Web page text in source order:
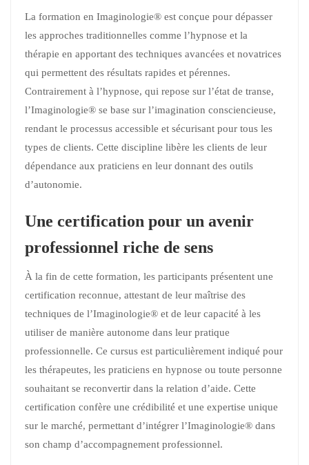
La formation en Imaginologie® est conçue pour dépasser
les approches traditionnelles comme l’hypnose et la
thérapie en apportant des techniques avancées et novatrices
qui permettent des résultats rapides et pérennes.
Contrairement à l’hypnose, qui repose sur l’état de transe,
l’Imaginologie® se base sur l’imagination consciencieuse,
rendant le processus accessible et sécurisant pour tous les
types de clients. Cette discipline libère les clients de leur
dépendance aux praticiens en leur donnant des outils
d’autonomie.
Une certification pour un avenir
professionnel riche de sens
À la fin de cette formation, les participants présentent une
certification reconnue, attestant de leur maîtrise des
techniques de l’Imaginologie® et de leur capacité à les
utiliser de manière autonome dans leur pratique
professionnelle. Ce cursus est particulièrement indiqué pour
les thérapeutes, les praticiens en hypnose ou toute personne
souhaitant se reconvertir dans la relation d’aide. Cette
certification confère une crédibilité et une expertise unique
sur le marché, permettant d’intégrer l’Imaginologie® dans
son champ d’accompagnement professionnel.